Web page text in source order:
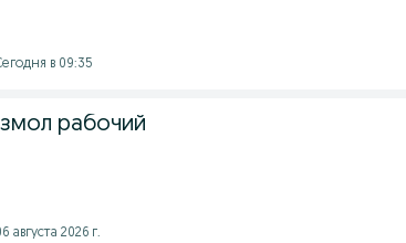
в 09:35
рабочий
августа 2026 г.